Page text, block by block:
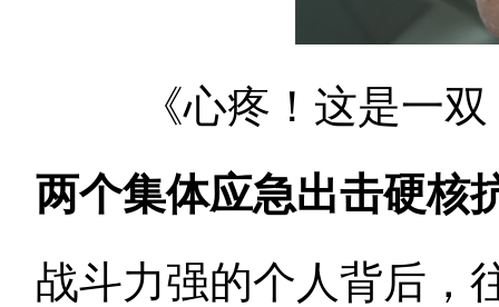
《心疼！这是一
两个集体应急出击硬核
战斗力强的个人背后，